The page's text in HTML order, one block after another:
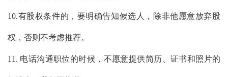
10.有股权条件的，要明确告知候选人，除非他愿意放弃股
权，否则不考虑推荐。
11. 电话沟通职位的时候，不愿意提供简历、证书和照片的